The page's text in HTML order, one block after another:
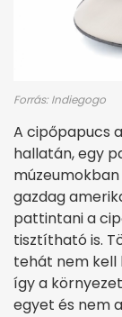
Forrás: Indiegogo
A cipőpapucs
hallatán, egy
gazdag
pattintani a
tisztítható is.
tehát nem kell
így a
egyet és nem